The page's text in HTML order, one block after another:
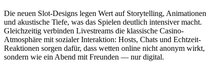
Die neuen Slot-Designs legen Wert auf Storytelling, Animationen
und akustische Tiefe, was das Spielen deutlich intensiver macht.
Gleichzeitig verbinden Livestreams die klassische Casino-
Atmosphäre mit sozialer Interaktion: Hosts, Chats und Echtzeit-
Reaktionen sorgen dafür, dass wetten online nicht anonym wirkt,
sondern wie ein Abend mit Freunden — nur digital.